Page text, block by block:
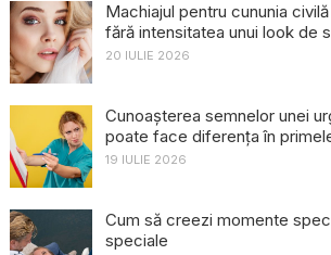
Machiajul pentru cununia
fără intensitatea unui look de
20 IULIE 2026
Cunoașterea semnelor unei
poate face diferența în
19 IULIE 2026
Cum să creezi momente
speciale